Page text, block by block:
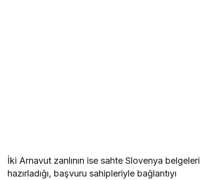
İki Arnavut zanlının ise sahte Slovenya belgeleri
hazırladığı, başvuru sahipleriyle bağlantıyı